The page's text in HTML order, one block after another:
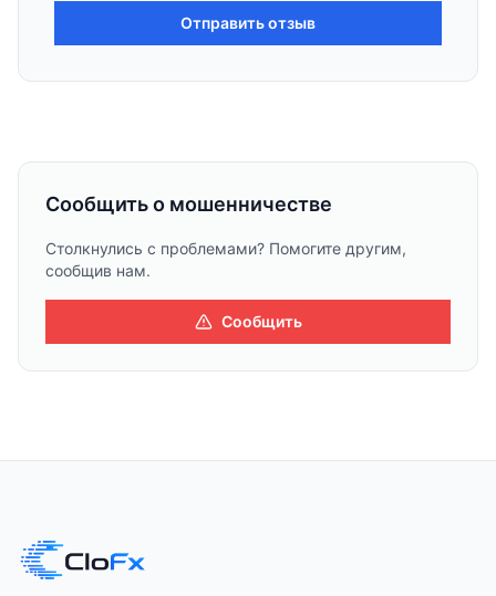
Отправить отзыв
Сообщить о мошенничестве
Столкнулись с проблемами? Помогите другим,
сообщив нам.
Сообщить